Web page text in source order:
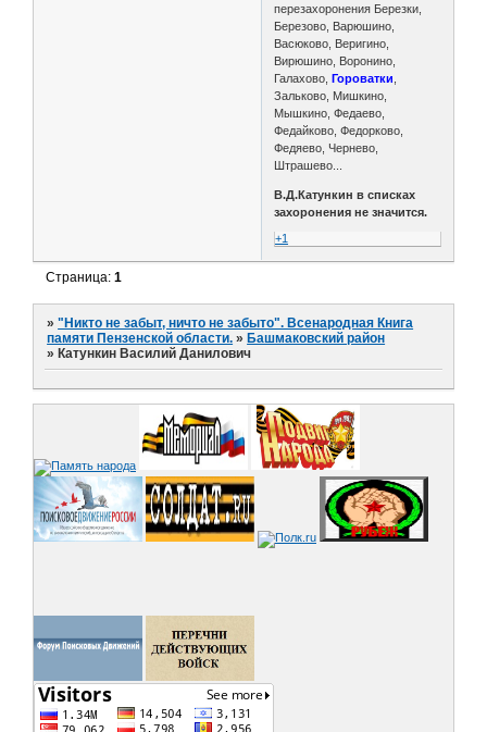
перезахоронения Березки,
Березово, Варюшино,
Васюково, Веригино,
Вирюшино, Воронино,
Галахово,
Гороватки
Зальково, Мишкино,
Мышкино, Федаево,
Федайково, Федорково,
Федяево, Чернево,
Штрашево...
В.Д.Катункин в списках
захоронения не значится.
+1
Страница:1
»"Никто не забыт, ничто не забыто". Всенародная Книга
памяти Пензенской области. »Башмаковский район
»Катункин Василий Данилович